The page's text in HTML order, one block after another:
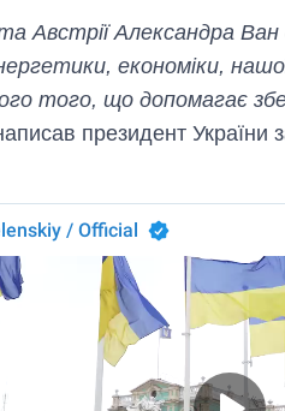
Австрії Александра
економіки,
того, що допомагає
президент України